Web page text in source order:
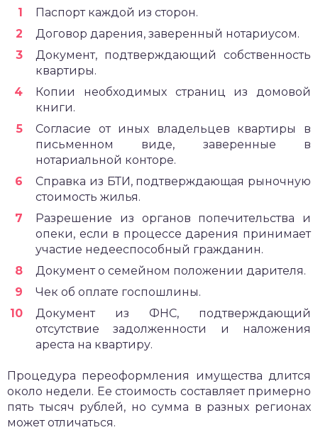
Паспорт каждой из сторон.
Договор дарения, заверенный нотариусом.
Документ, подтверждающий собственность
квартиры.
Копии необходимых страниц из домовой
книги.
Согласие от иных владельцев квартиры в
письменном виде, заверенные в
нотариальной конторе.
Справка из БТИ, подтверждающая рыночную
стоимость жилья.
Разрешение из органов попечительства и
опеки, если в процессе дарения принимает
участие недееспособный гражданин.
Документ о семейном положении дарителя.
Чек об оплате госпошлины.
Документ из ФНС, подтверждающий
отсутствие задолженности и наложения
ареста на квартиру.
Процедура переоформления имущества длится
около недели. Ее стоимость составляет примерно
пять тысяч рублей, но сумма в разных регионах
может отличаться.